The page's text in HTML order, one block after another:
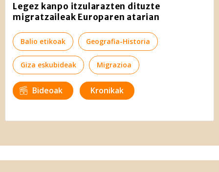
Legez kanpo itzularazten dituzte
migratzaileak Europaren atarian
Balio etikoak Geografia-Historia
Giza eskubideak Migrazioa
Bideoak Kronikak